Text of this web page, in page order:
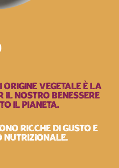
ORIGINE VEGETALE È LA
IL NOSTRO BENESSERE
IL PIANETA.
RICCHE DI GUSTO E
NUTRIZIONALE.